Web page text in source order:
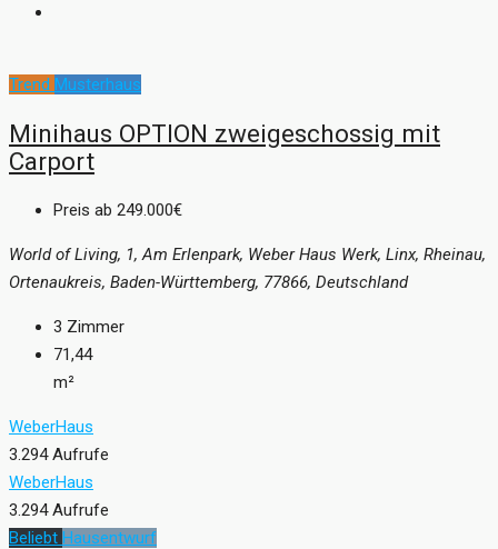
Trend Musterhaus
Minihaus OPTION zweigeschossig mit
Carport
Preis ab 249.000€
World of Living, 1, Am Erlenpark, Weber Haus Werk, Linx, Rheinau,
Ortenaukreis, Baden-Württemberg, 77866, Deutschland
3 Zimmer
71,44
m²
WeberHaus
3.294 Aufrufe
WeberHaus
3.294 Aufrufe
Beliebt Hausentwurf